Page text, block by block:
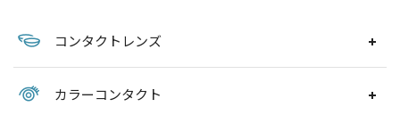
コンタクトレンズ
カラーコンタクト